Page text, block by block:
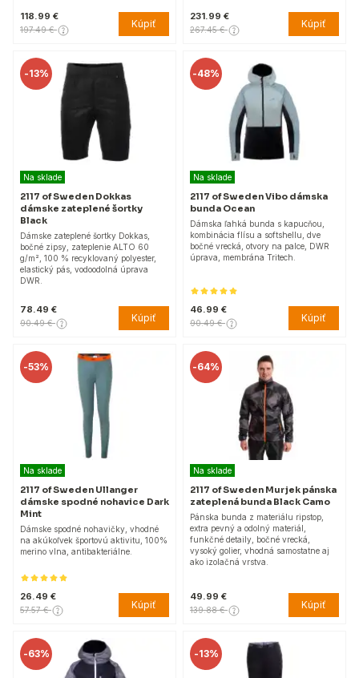
118.99 €
197.49 € Kúpiť
231.99 €
267.45 € Kúpiť
-13%
Na sklade
2117 of Sweden Dokkas
dámske zateplené šortky
Black
Dámske zateplené šortky Dokkas,
bočné zipsy, zateplenie ALTO 60
g/m², 100 % recyklovaný polyester,
elastický pás, vodoodolná úprava
DWR.
78.49 €
90.49 € Kúpiť
-48%
Na sklade
2117 of Sweden Vibo dámska
bunda Ocean
Dámska ľahká bunda s kapucňou,
kombinácia flísu a softshellu, dve
bočné vrecká, otvory na palce, DWR
úprava, membrána Tritech.
46.99 €
90.49 € Kúpiť
-53%
Na sklade
2117 of Sweden Ullanger
dámske spodné nohavice Dark
Mint
Dámske spodné nohavičky, vhodné
na akúkoľvek športovú aktivitu, 100%
merino vlna, antibakteriálne.
26.49 €
57.57 € Kúpiť
-64%
Na sklade
2117 of Sweden Murjek pánska
zateplená bunda Black Camo
Pánska bunda z materiálu ripstop,
extra pevný a odolný materiál,
funkčné detaily, bočné vrecká,
vysoký golier, vhodná samostatne aj
ako izolačná vrstva.
49.99 €
139.88 € Kúpiť
-63% -13%